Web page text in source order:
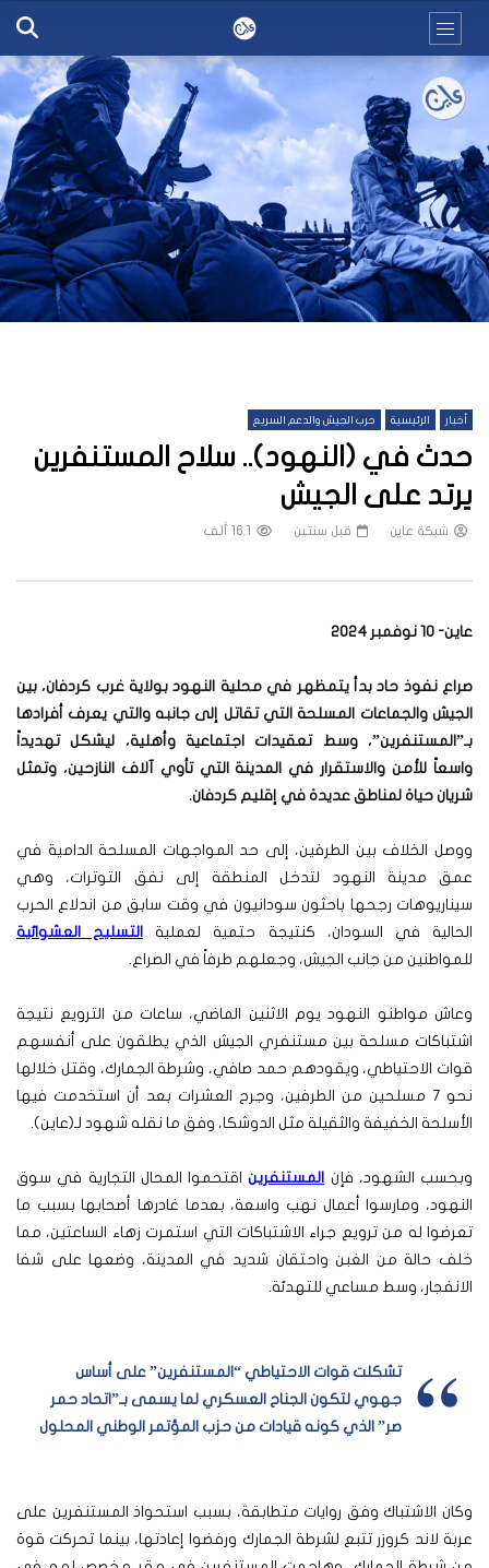
أخبار الرئيسية حرب الجيش والدعم السريع
حدث في (النهود).. سلاح المستنفرين
يرتد على الجيش
شبكة عاين قبل سنتين 16.1 ألف
عاين- 10 نوفمبر 2024
صراع نفوذ حاد بدأ يتمظهر في محلية النهود بولاية غرب كردفان، بين
الجيش والجماعات المسلحة التي تقاتل إلى جانبه والتي يعرف أفرادها
بـ”المستنفرين”، وسط تعقيدات اجتماعية وأهلية، ليشكل تهديداً
واسعاً للأمن والاستقرار في المدينة التي تأوي آلاف النازحين، وتمثل
شريان حياة لمناطق عديدة في إقليم كردفان.
ووصل الخلاف بين الطرفين، إلى حد المواجهات المسلحة الدامية في
عمق مدينة النهود لتدخل المنطقة إلى نفق التوترات، وهي
سيناريوهات رجحها باحثون سودانيون في وقت سابق من اندلاع الحرب
الحالية في السودان، كنتيجة حتمية لعملية
التسليح العشوائية
للمواطنين من جانب الجيش، وجعلهم طرفاً في الصراع.
وعاش مواطنو النهود يوم الاثنين الماضي، ساعات من الترويع نتيجة
اشتباكات مسلحة بين مستنفري الجيش الذي يطلقون على أنفسهم
قوات الاحتياطي، ويقودهم حمد صافي، وشرطة الجمارك، وقتل خلالها
نحو 7 مسلحين من الطرفين، وجرح العشرات بعد أن استخدمت فيها
الأسلحة الخفيفة والثقيلة مثل الدوشكا، وفق ما نقله شهود لـ(عاين).
وبحسب الشهود، فإن المستنفريناقتحموا المحال التجارية في سوق
النهود، ومارسوا أعمال نهب واسعة، بعدما غادرها أصحابها بسبب ما
تعرضوا له من ترويع جراء الاشتباكات التي استمرت زهاء الساعتين، مما
خلف حالة من الغبن واحتقان شديد في المدينة، وضعها على شفا
الانفجار، وسط مساعي للتهدئة.
تشكلت قوات الاحتياطي “المستنفرين” على أساس
جهوي لتكون الجناح العسكري لما يسمى بـ”اتحاد حمر
صر” الذي كونه قيادات من حزب المؤتمر الوطني المحلول
وكان الاشتباك وفق روايات متطابقة، بسبب استحواذ المستنفرين على
عربة لاند كروزر تتبع لشرطة الجمارك ورفضوا إعادتها، بينما تحركت قوة